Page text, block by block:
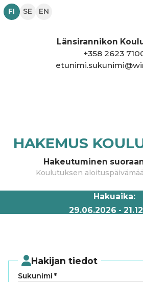
FI SE EN
HAKEMUS
Hakeutuminen
Koulutuksen
Länsirannikon
+358 2623
Hakuaika:
29.06.2026 -
Hakijan tiedot
Sukunimi *